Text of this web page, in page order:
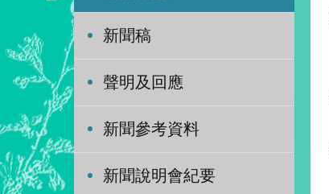
新聞稿
聲明及回應
新聞參考資料
新聞說明會紀要